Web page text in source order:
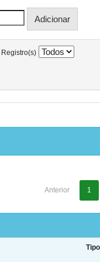
Registro(s)
Anterior 1
Tipo